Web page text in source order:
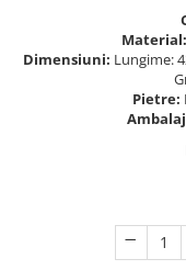
Material:
Dimensiuni: Lungime:
Pietre: